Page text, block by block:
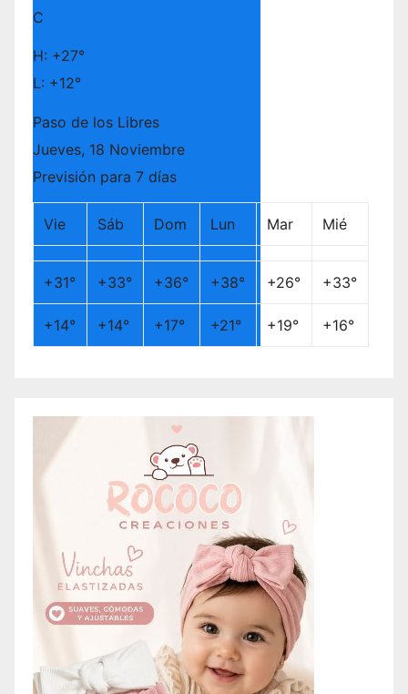
C
H: +27°
L: +12°
Paso de los Libres
Jueves, 18 Noviembre
Previsión para 7 días
Vie Sáb Dom Lun Mar Mié
+31° +33° +36° +38° +26° +33°
+14° +14° +17° +21° +19° +16°